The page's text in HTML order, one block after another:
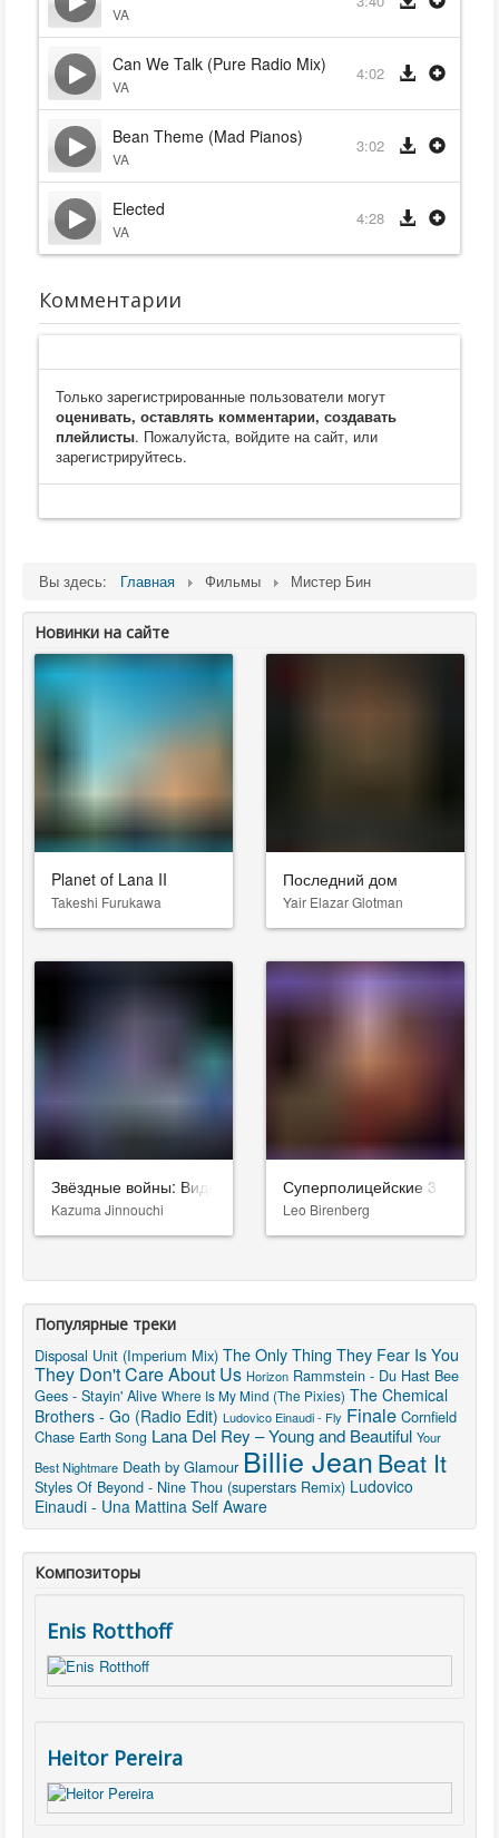
VA
Can We Talk (Pure Radio Mix)
VA
4:02
Bean Theme (Mad Pianos)
VA
3:02
Elected
VA
4:28
Комментарии
Только зарегистрированные пользователи могут
оценивать, оставлять комментарии, создавать
плейлисты. Пожалуйста, войдите на сайт, или
зарегистрируйтесь.
Вы здесь: Главная Фильмы Мистер Бин
Новинки на сайте
Planet of Lana II
Takeshi Furukawa
Последний дом
Yair Elazar Glotman
Звёздные войны: Видения. Девятый джедай
Kazuma Jinnouchi
Суперполицейские 3
Leo Birenberg
Популярные треки
Disposal Unit (Imperium Mix) The Only Thing They Fear Is You
They Don't Care About Us Horizon Rammstein - Du Hast Bee
Gees - Stayin' Alive Where Is My Mind (The Pixies) The Chemical
Brothers - Go (Radio Edit) Ludovico Einaudi - Fly Finale Cornfield
Chase Earth Song Lana Del Rey – Young and Beautiful Your
Best Nightmare Death by Glamour Billie JeanBeat It
Styles Of Beyond - Nine Thou (superstars Remix) Ludovico
Einaudi - Una Mattina Self Aware
Композиторы
Enis Rotthoff
Heitor Pereira